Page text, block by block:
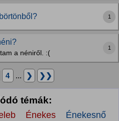
1
a néniről. :(
1
4 ... ❯ ❯❯
témák:
Énekes
Énekesnő